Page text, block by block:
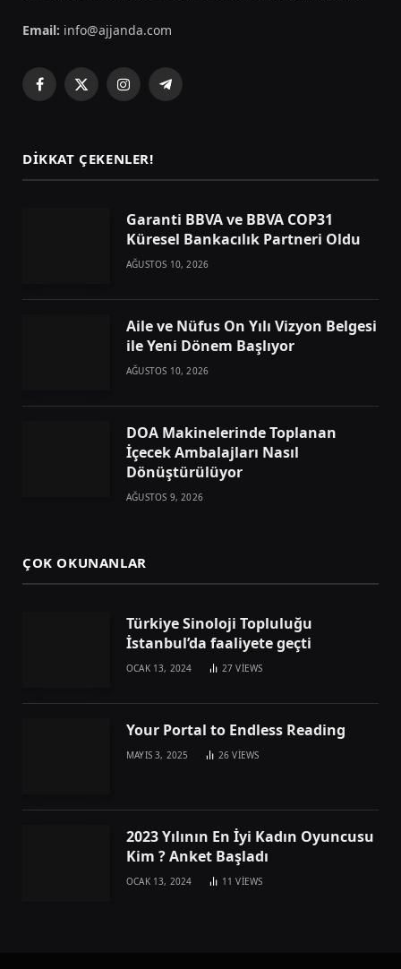
Email: info@ajjanda.com
Facebook
X
InstagramTelegram
DIKKAT ÇEKENLER!
Garanti BBVA ve BBVA COP31
Küresel Bankacılık Partneri Oldu
AĞUSTOS 10, 2026
Aile ve Nüfus On Yılı Vizyon Belgesi
ile Yeni Dönem Başlıyor
AĞUSTOS 10, 2026
DOA Makinelerinde Toplanan
İçecek Ambalajları Nasıl
Dönüştürülüyor
AĞUSTOS 9, 2026
ÇOK OKUNANLAR
Türkiye Sinoloji Topluluğu
İstanbul’da faaliyete geçti
OCAK 13, 2024 27VIEWS
Your Portal to Endless Reading
MAYIS 3, 2025 26VIEWS
2023 Yılının En İyi Kadın Oyuncusu
Kim ? Anket Başladı
OCAK 13, 2024 11VIEWS